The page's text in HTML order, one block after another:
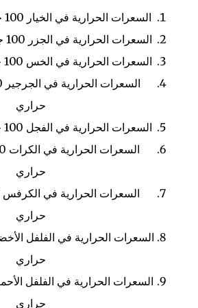
السعرات الحرارية في الخيار 100 جرام
السعرات الحرارية في الجزر
100 جرام
السعرات الحرارية في الخس 100 جرام
السعرات الحرارية في الجرجير
حراري
السعرات الحرارية في الفجل 100 جرام
السعرات الحرارية في الكرات100
حراري
السعرات الحرارية في الكرفس
حراري
السعرات الحرارية في الفلفل
حراري
السعرات الحرارية في الفلفل الأحمر
حراري